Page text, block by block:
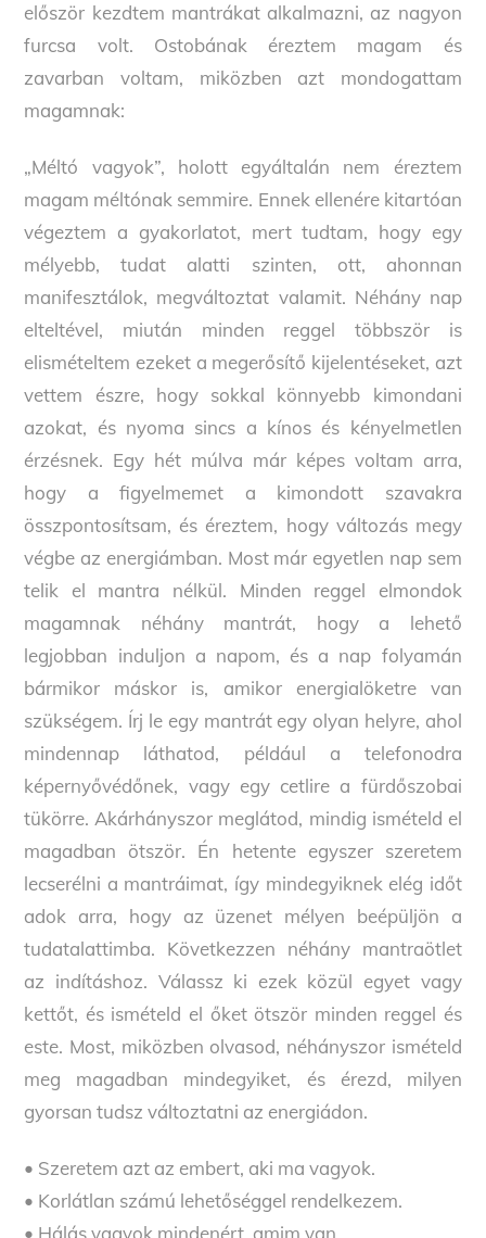
először kezdtem mantrákat alkalmazni, az nagyon
furcsa volt. Ostobának éreztem magam és
zavarban voltam, miközben azt mondogattam
magamnak:
„Méltó vagyok”, holott egyáltalán nem éreztem
magam méltónak semmire. Ennek ellenére kitartóan
végeztem a gyakorlatot, mert tudtam, hogy egy
mélyebb, tudat alatti szinten, ott, ahonnan
manifesztálok, megváltoztat valamit. Néhány nap
elteltével, miután minden reggel többször is
elismételtem ezeket a megerősítő kijelentéseket, azt
vettem észre, hogy sokkal könnyebb kimondani
azokat, és nyoma sincs a kínos és kényelmetlen
érzésnek. Egy hét múlva már képes voltam arra,
hogy a figyelmemet a kimondott szavakra
összpontosítsam, és éreztem, hogy változás megy
végbe az energiámban. Most már egyetlen nap sem
telik el mantra nélkül. Minden reggel elmondok
magamnak néhány mantrát, hogy a lehető
legjobban induljon a napom, és a nap folyamán
bármikor máskor is, amikor energialöketre van
szükségem. Írj le egy mantrát egy olyan helyre, ahol
mindennap láthatod, például a telefonodra
képernyővédőnek, vagy egy cetlire a fürdőszobai
tükörre. Akárhányszor meglátod, mindig ismételd el
magadban ötször. Én hetente egyszer szeretem
lecserélni a mantráimat, így mindegyiknek elég időt
adok arra, hogy az üzenet mélyen beépüljön a
tudatalattimba. Következzen néhány mantraötlet
az indításhoz. Válassz ki ezek közül egyet vagy
kettőt, és ismételd el őket ötször minden reggel és
este. Most, miközben olvasod, néhányszor ismételd
meg magadban mindegyiket, és érezd, milyen
gyorsan tudsz változtatni az energiádon.
• Szeretem azt az embert, aki ma vagyok.
• Korlátlan számú lehetőséggel rendelkezem.